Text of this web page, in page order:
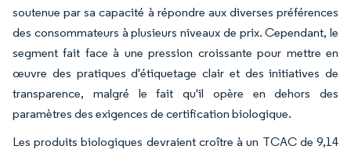
soutenue par sa capacité à répondre aux diverses préférences
des consommateurs à plusieurs niveaux de prix. Cependant, le
segment fait face à une pression croissante pour mettre en
œuvre des pratiques d'étiquetage clair et des initiatives de
transparence, malgré le fait qu'il opère en dehors des
paramètres des exigences de certification biologique.
Les produits biologiques devraient croître à un TCAC de 9,14